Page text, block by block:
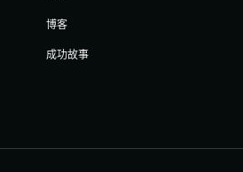
博客
成功故事